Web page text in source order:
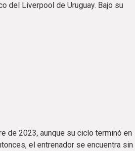
del Liverpool de Uruguay. Bajo su
de 2023, aunque su ciclo terminó en
el entrenador se encuentra sin